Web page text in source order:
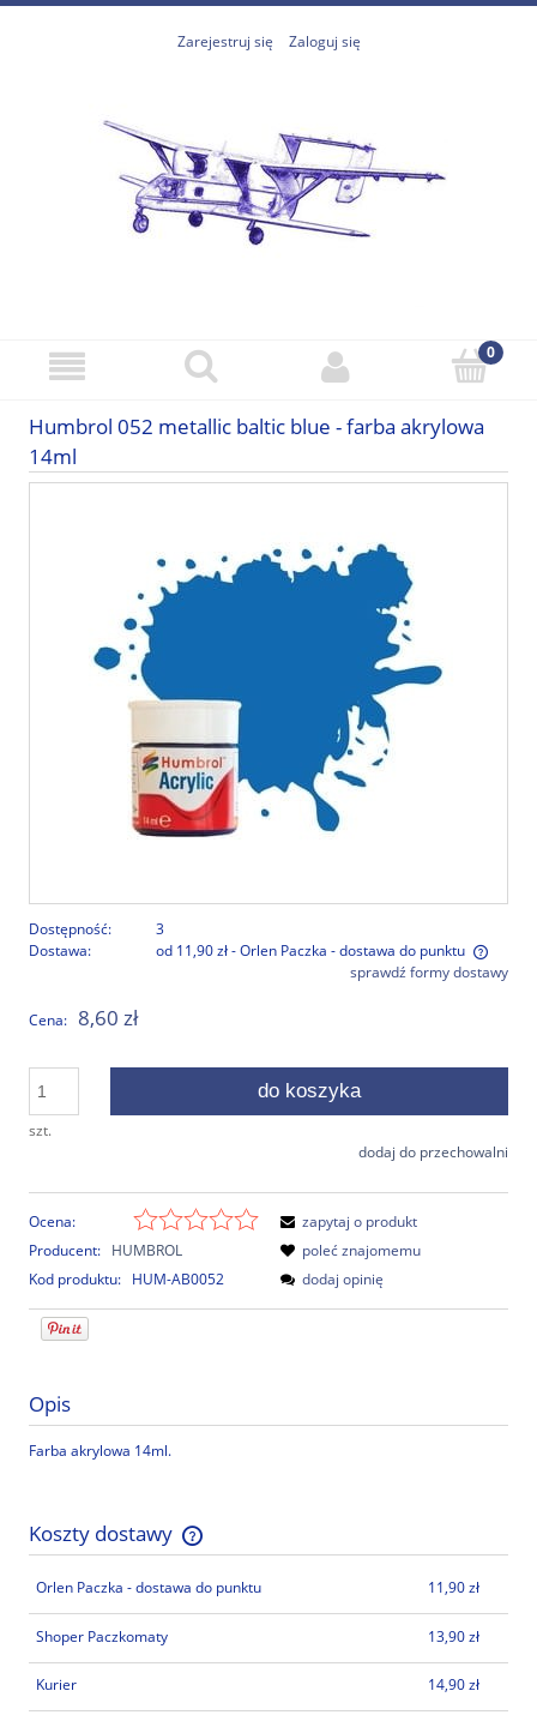
Zarejestruj się Zaloguj się
Humbrol 052 metallic baltic blue - farba akrylowa
14ml
Dostępność:
3
Dostawa:
od 11,90 zł- Orlen Paczka - dostawa do punktu
Cena nie zawiera ewentualnych kosztów płatnościsprawdź formy dostawy
Cena: 8,60 zł
szt.
do koszyka
dodaj do przechowalni
Ocena:
Producent: HUMBROL
Kod produktu: HUM-AB0052
zapytaj o produkt
poleć znajomemu
dodaj opinię
Opis
Farba akrylowa 14ml.
Koszty dostawy
Cena nie zawiera ewentualnych kosztów płatności
Orlen Paczka - dostawa do punktu 11,90 zł
Shoper Paczkomaty 13,90 zł
Kurier 14,90 zł